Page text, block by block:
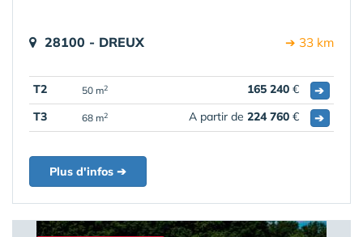
28100 - DREUX ➔ 33 km
T2 50 m2 165 240 €
➔
T3
68 m2 A partir de 224 760 € ➔
Plus d'infos ➔